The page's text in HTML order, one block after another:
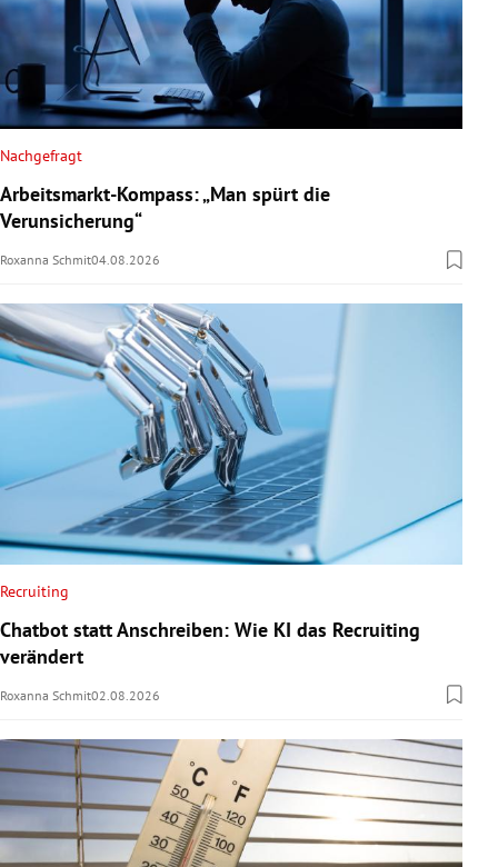
Nachgefragt
Arbeitsmarkt-Kompass: „Man spürt die
Verunsicherung“
Roxanna Schmit04.08.2026
Recruiting
Chatbot statt Anschreiben: Wie KI das Recruiting
verändert
Roxanna Schmit02.08.2026